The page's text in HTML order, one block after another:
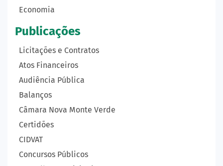
Economia
Publicações
Licitações e Contratos
Atos Financeiros
Audiência Pública
Balanços
Câmara Nova Monte Verde
Certidões
CIDVAT
Concursos Públicos